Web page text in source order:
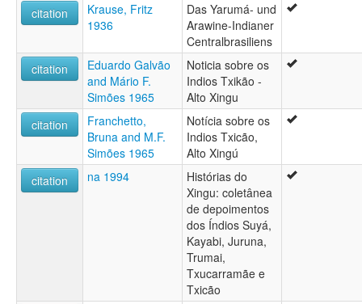
citation
Krause, Fritz
1936
Das Yarumá- und
Arawine-Indianer
Centralbrasiliens
citation
Eduardo Galvão
and Mário F.
Simões 1965
Noticia sobre os
Indios Txikão -
Alto Xingu
citation
Franchetto,
Bruna and M.F.
Simões 1965
Notícia sobre os
Indios Txicão,
Alto Xingú
citation
na 1994
Histórias do
Xingu: coletânea
de depoimentos
dos Índios Suyá,
Kayabi, Juruna,
Trumai,
Txucarramãe e
Txicão